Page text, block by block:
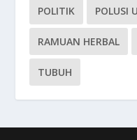
POLITIK POLUSI
RAMUAN HERBAL
TUBUH